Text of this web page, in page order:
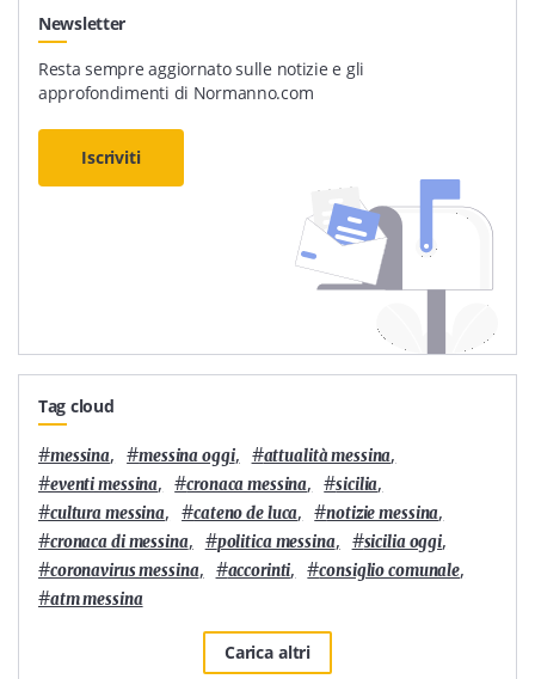
Newsletter
Resta sempre aggiornato sulle notizie e gli
approfondimenti di Normanno.com
Iscriviti
Tag cloud
#messina, #messina oggi, #attualità messina,
#eventi messina, #cronaca messina, #sicilia,
#cultura messina, #cateno de luca, #notizie messina,
#cronaca di messina, #politica messina, #sicilia oggi,
#coronavirus messina, #accorinti, #consiglio comunale,
#atm messina
Carica altri